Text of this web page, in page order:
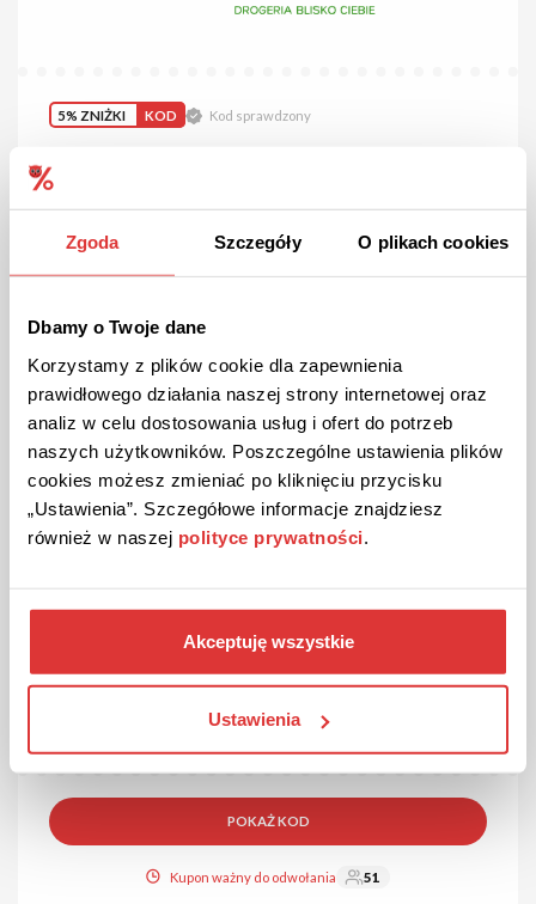
Zgoda Szczegóły O plikach cookies
Dbamy o Twoje dane
Korzystamy z plików cookie dla zapewnienia
prawidłowego działania naszej strony internetowej oraz
analiz w celu dostosowania usług i ofert do potrzeb
naszych użytkowników. Poszczególne ustawienia plików
cookies możesz zmieniać po kliknięciu przycisku
„Ustawienia”. Szczegółowe informacje znajdziesz
również w naszej polityce prywatności
Akceptuję wszystkie
Ustawienia
5% ZNIŻKI KOD Kod sprawdzony
Skorzystaj z 5% rabatu na swoje zamówienie. Aby aktywować
rabat, wklej kod w koszyku zamówienia.
10% ZNIŻKI KOD Kod sprawdzony
Kod rabatowy 10% na zamówienie w 6PAK
Nutrition!
Zrób zakupy i skorzystaj z 10% zniżki. Aby aktywować rabat,
wklej kod w koszyku zamówienia.
POKAŻ KOD
Kupon ważny do odwołania 51